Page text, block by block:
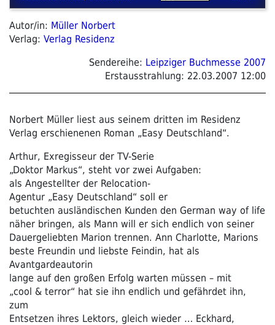
Autor/in: Müller Norbert
Verlag: Verlag Residenz
Sendereihe: Leipziger Buchmesse 2007
Erstausstrahlung: 22.03.2007 12:00
Norbert Müller liest aus seinem dritten im Residenz
Verlag erschienenen Roman „Easy Deutschland“.
Arthur, Exregisseur der TV-Serie
„Doktor Markus“, steht vor zwei Aufgaben:
als Angestellter der Relocation-
Agentur „Easy Deutschland“ soll er
betuchten ausländischen Kunden den German way of life
näher bringen, als Mann will er sich endlich von seiner
Dauergeliebten Marion trennen. Ann Charlotte, Marions
beste Freundin und liebste Feindin, hat als
Avantgardeautorin
lange auf den großen Erfolg warten müssen – mit
„cool & terror“ hat sie ihn endlich und gefährdet ihn,
zum
Entsetzen ihres Lektors, gleich wieder … Eckhard,